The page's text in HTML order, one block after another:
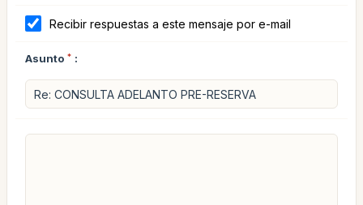
Recibir respuestas a este mensaje por e-mail
Asunto * :